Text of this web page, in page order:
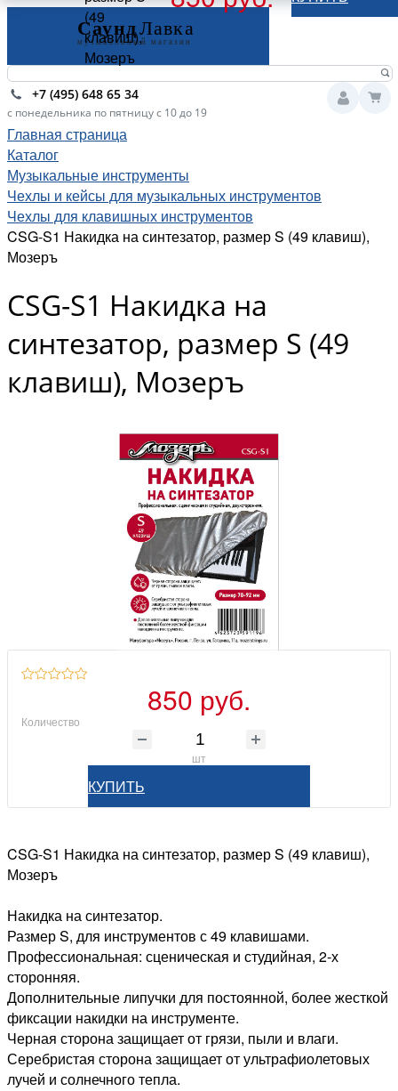
+7 (495) 648 65 34
с понедельника по пятницу с 10 до 19
Главная страница
Каталог
Музыкальные инструменты
Чехлы и кейсы для музыкальных инструментов
Чехлы для клавишных инструментов
CSG-S1 Накидка на синтезатор, размер S (49 клавиш),
Мозеръ
CSG-S1 Накидка на
синтезатор, размер S (49
клавиш), Мозеръ
850 руб.
Количество
шт
КУПИТЬ
CSG-S1 Накидка на синтезатор, размер S (49 клавиш),
Мозеръ
Накидка на синтезатор.
Размер S, для инструментов с 49 клавишами.
Профессиональная: сценическая и студийная, 2-х
сторонняя.
Дополнительные липучки для постоянной, более жесткой
фиксации накидки на инструменте.
Черная сторона защищает от грязи, пыли и влаги.
Серебристая сторона защищает от ультрафиолетовых
лучей и солнечного тепла.
(49
клавиш),
Мозеръ